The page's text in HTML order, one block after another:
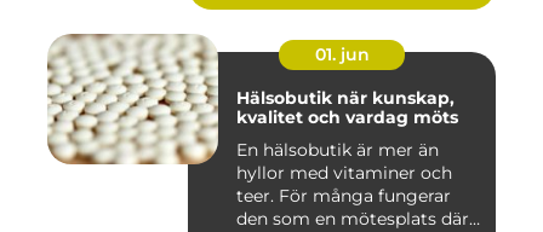
01. jun
Hälsobutik när kunskap,
kvalitet och vardag möts
En hälsobutik är mer än
hyllor med vitaminer och
teer. För många fungerar
den som en mötesplats där